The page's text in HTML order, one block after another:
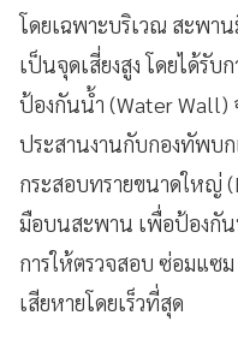
โดยเฉพาะบริเวณ สะพา
เป็นจุดเสี่ยงสูง โดยได้รั
ป้องกันน้ำ (Water Wall)
ประสานงานกับกองทัพบก
กระสอบทรายขนาดใหญ่
มือบนสะพาน เพื่อป้องกั
การให้ตรวจสอบ ซ่อมแซ
เสียหายโดยเร็วที่สุด